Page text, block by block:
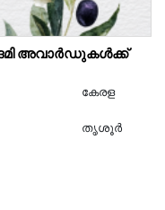
അവാർഡുകൾക്ക്